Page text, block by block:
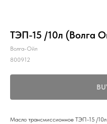
ТЭП-15 /10л (Волга
Волга-Ойл
800912
Масло трансмиссионное ТЭП-15 /